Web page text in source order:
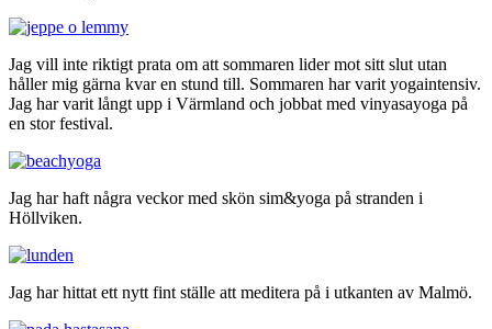
Jag vill inte riktigt prata om att sommaren lider mot sitt slut utan
håller mig gärna kvar en stund till. Sommaren har varit yogaintensiv.
Jag har varit långt upp i Värmland och jobbat med vinyasayoga på
en stor festival.
Jag har haft några veckor med skön sim&yoga på stranden i
Höllviken.
Jag har hittat ett nytt fint ställe att meditera på i utkanten av Malmö.